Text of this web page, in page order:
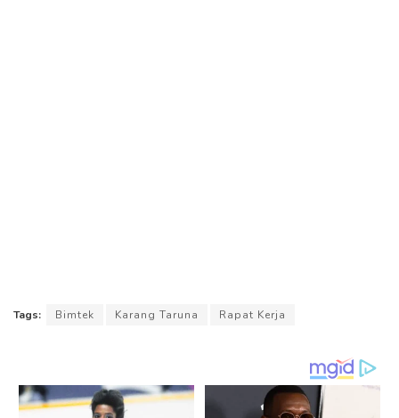
Tags: Bimtek Karang Taruna Rapat Kerja